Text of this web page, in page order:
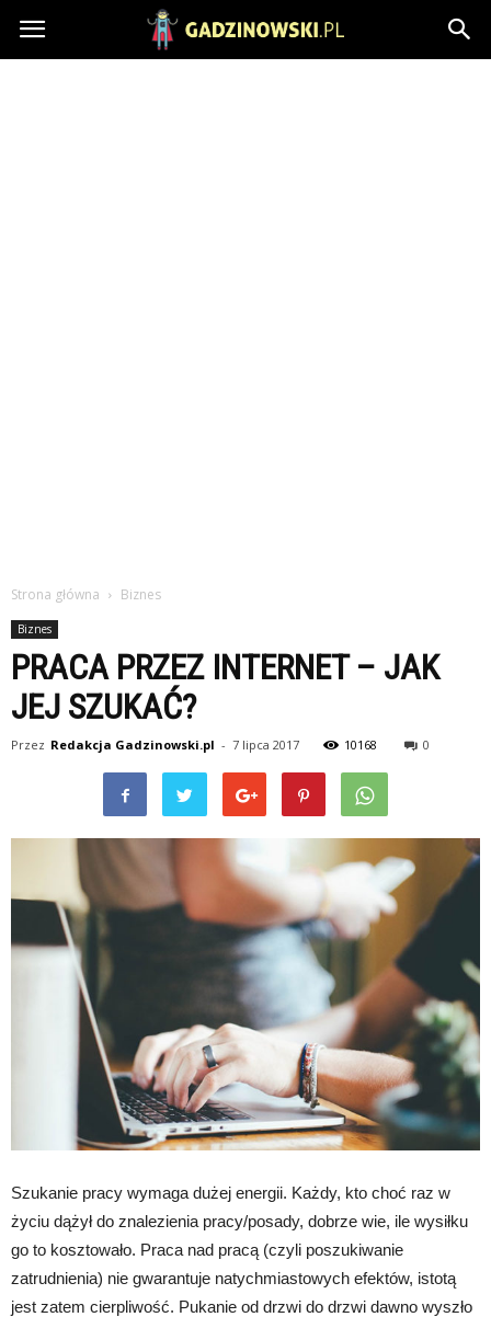
Gadzinowski.pl
Strona główna Biznes
Biznes
PRACA PRZEZ INTERNET – JAK
JEJ SZUKAĆ?
Przez Redakcja Gadzinowski.pl - 7 lipca 2017 10168 0
Szukanie pracy wymaga dużej energii. Każdy, kto choć raz w
życiu dążył do znalezienia pracy/posady, dobrze wie, ile wysiłku
go to kosztowało. Praca nad pracą (czyli poszukiwanie
zatrudnienia) nie gwarantuje natychmiastowych efektów, istotą
jest zatem cierpliwość. Pukanie od drzwi do drzwi dawno wyszło